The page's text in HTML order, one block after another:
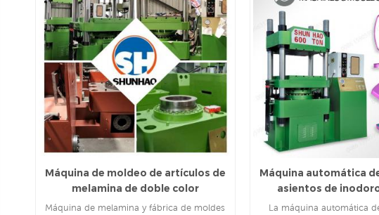
LEE MAS
Máquina de moldeo de artículos de
melamina de doble color
Máquina de melamina y fábrica de moldes
Máquina automática
asientos de
La máquina automática